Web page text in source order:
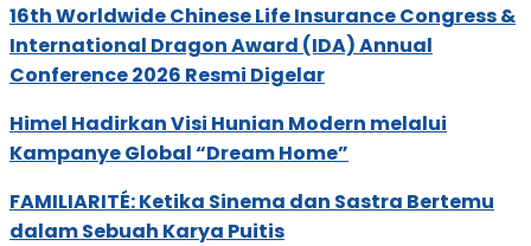
16th Worldwide Chinese Life Insurance Congress &
International Dragon Award (IDA) Annual
Conference 2026 Resmi Digelar
Himel Hadirkan Visi Hunian Modern melalui
Kampanye Global “Dream Home”
FAMILIARITÉ: Ketika Sinema dan Sastra Bertemu
dalam Sebuah Karya Puitis